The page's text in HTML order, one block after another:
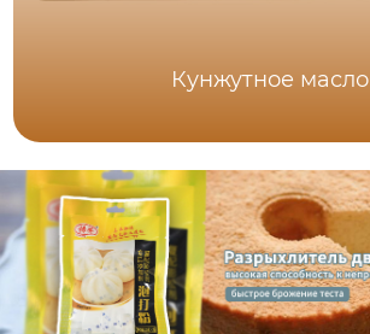
Кунжутное масло